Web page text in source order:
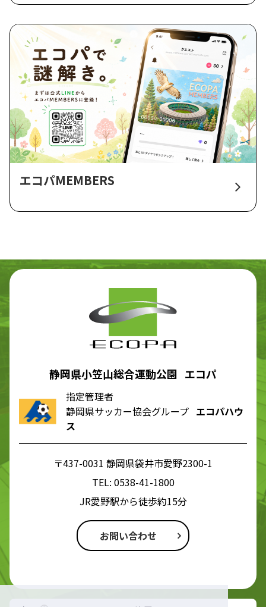
エコパMEMBERS
静岡県小笠山総合運動公園 エコパ
指定管理者
静岡県サッカー協会グループ エコパハウ
ス
〒437-0031 静岡県袋井市愛野2300-1
TEL: 0538-41-1800
JR愛野駅から徒歩約15分
お問い合わせ